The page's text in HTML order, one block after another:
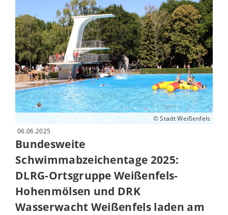
© Stadt Weißenfels
06.06.2025
Bundesweite
Schwimmabzeichentage 2025:
DLRG-Ortsgruppe Weißenfels-
Hohenmölsen und DRK
Wasserwacht Weißenfels laden am